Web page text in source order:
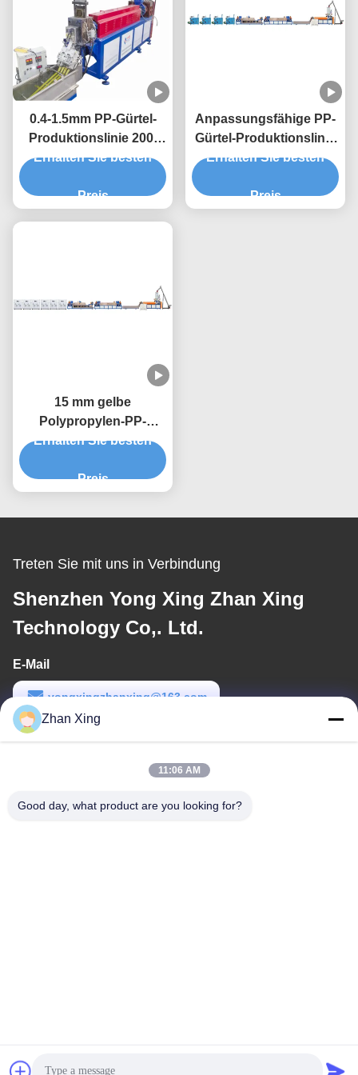
0.4-1.5mm PP-Gürtel-
Produktionslinie 200-
300 KG/h 5-19mm
Erhalten Sie besten
Preis
Anpassungsfähige PP-
Gürtel-Produktionslinie
für verschiedene
Erhalten Sie besten
Preis
15 mm gelbe
Polypropylen-PP-
Gürtel-Gürtelmaschine
Erhalten Sie besten
Preis
Treten Sie mit uns in Verbindung
Shenzhen Yong Xing Zhan Xing
Technology Co,. Ltd.
E-Mail
yongxingzhanxing@163.com
Arbeitszeit
Zhan Xing
11:06 AM
Good day, what product are you looking for?